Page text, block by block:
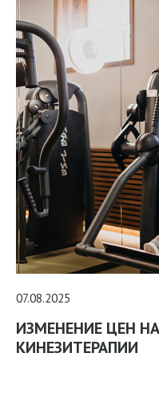
07.08.2025
ИЗМЕНЕНИЕ ЦЕН
КИНЕЗИТЕРАПИИ